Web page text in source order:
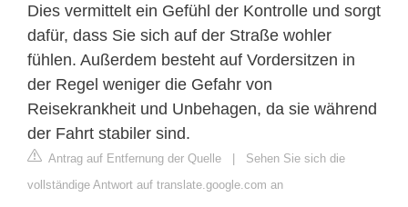
Dies vermittelt ein Gefühl der Kontrolle und sorgt
dafür, dass Sie sich auf der Straße wohler
fühlen. Außerdem besteht auf Vordersitzen in
der Regel weniger die Gefahr von
Reisekrankheit und Unbehagen, da sie während
der Fahrt stabiler sind.
Antrag auf Entfernung der Quelle | Sehen Sie sich die
vollständige Antwort auf translate.google.com an